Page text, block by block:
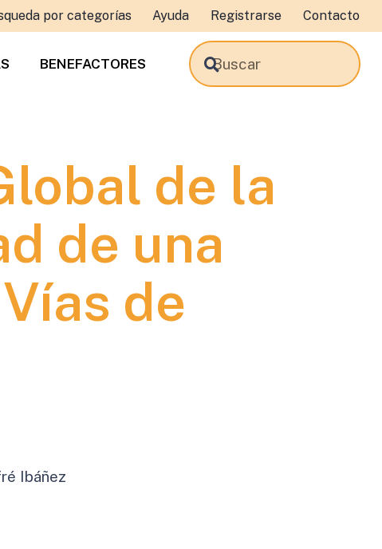
por categorías Ayuda Registrarse Contacto
BENEFACTORES
de la
de una
de
Ibáñez